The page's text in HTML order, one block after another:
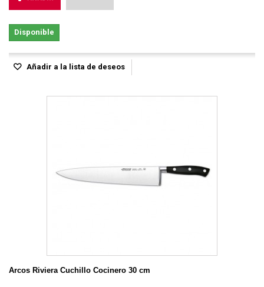
Disponible
Añadir a la lista de deseos
Arcos Riviera Cuchillo Cocinero 30 cm